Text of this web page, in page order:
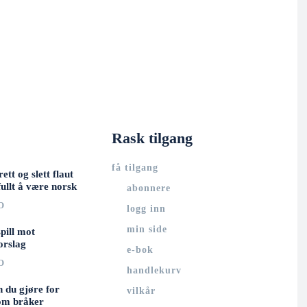
og slett flaut
å være norsk
mot
du gjøre for
bråker
Rask tilgang
få tilgang
abonnere
logg inn
min side
e-bok
handlekurv
vilkår